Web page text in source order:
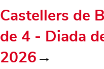
Castellers de
de 4 - Diada
2026→